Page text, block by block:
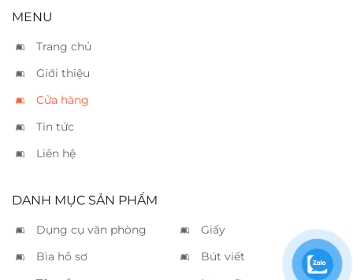
MENU
Trang chủ
Giới thiệu
Cửa hàng
Tin tức
Liên hệ
DANH MỤC SẢN PHẨM
Dụng cụ văn phòng
Giấy
Bìa hồ sơ
Bút viết